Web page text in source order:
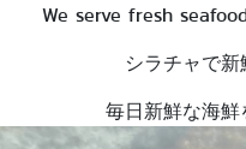
We serve fresh
シラチャで
毎日新鮮な海鮮